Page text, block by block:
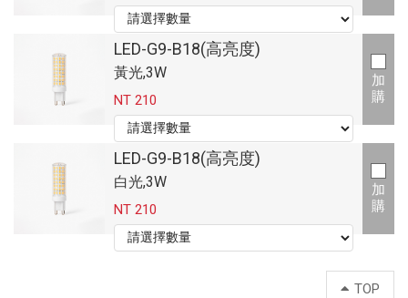
LED-G9-B18(高亮度)
黃光,3W
NT 210
加
購
LED-G9-B18(高亮度)
白光,3W
NT 210
加
購
TOP